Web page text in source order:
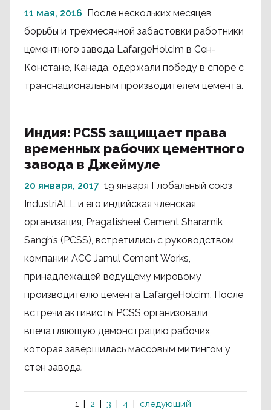
11 мая, 2016 После нескольких месяцев
борьбы и трехмесячной забастовки работники
цементного завода LafargeHolcim в Сен-
Констане, Канада, одержали победу в споре с
транснациональным производителем цемента.
Индия: PCSS защищает права
временных рабочих цементного
завода в Джеймуле
20 января, 2017 19 января Глобальный союз
IndustriALL и его индийская членская
организация, Pragatisheel Cement Sharamik
Sangh’s (PCSS), встретились с руководством
компании ACC Jamul Cement Works,
принадлежащей ведущему мировому
производителю цемента LafargeHolcim. После
встречи активисты PCSS организовали
впечатляющую демонстрацию рабочих,
которая завершилась массовым митингом у
стен завода.
1 2 3 4 следующий